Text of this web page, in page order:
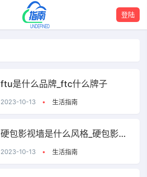
登陆
ftu是什么品牌_ftc什么牌子
2023-10-13 • 生活指南
硬包影视墙是什么风格_硬包影视墙是什么材料
2023-10-13 • 生活指南